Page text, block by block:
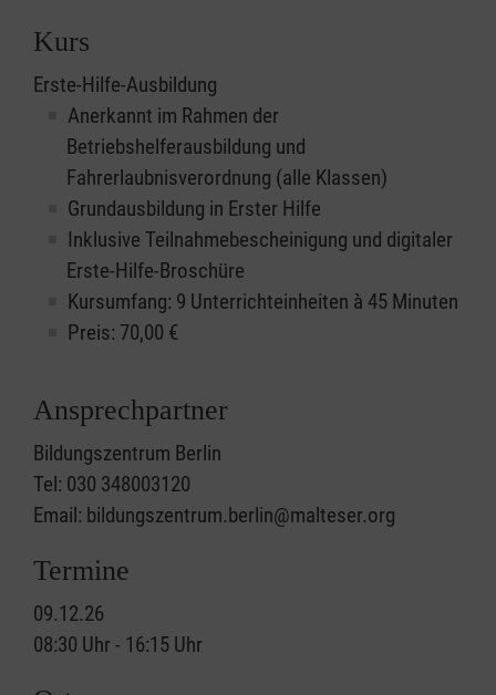
Kurs
Erste-Hilfe-Ausbildung
Anerkannt im Rahmen der
Betriebshelferausbildung und
Fahrerlaubnisverordnung (alle Klassen)
Grundausbildung in Erster Hilfe
Inklusive Teilnahmebescheinigung und digitaler
Erste-Hilfe-Broschüre
Kursumfang: 9 Unterrichteinheiten à 45 Minuten
Preis: 70,00 €
Ansprechpartner
Bildungszentrum Berlin
Tel: 030 348003120
Email: bildungszentrum.berlin@malteser.org
Termine
09.12.26
08:30 Uhr - 16:15 Uhr